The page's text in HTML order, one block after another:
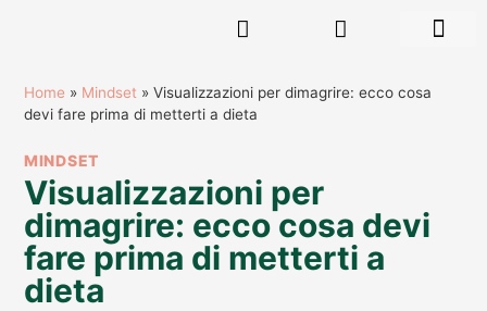
Home » Mindset » Visualizzazioni per dimagrire: ecco cosa
devi fare prima di metterti a dieta
MINDSET
Visualizzazioni per
dimagrire: ecco cosa devi
fare prima di metterti a
dieta